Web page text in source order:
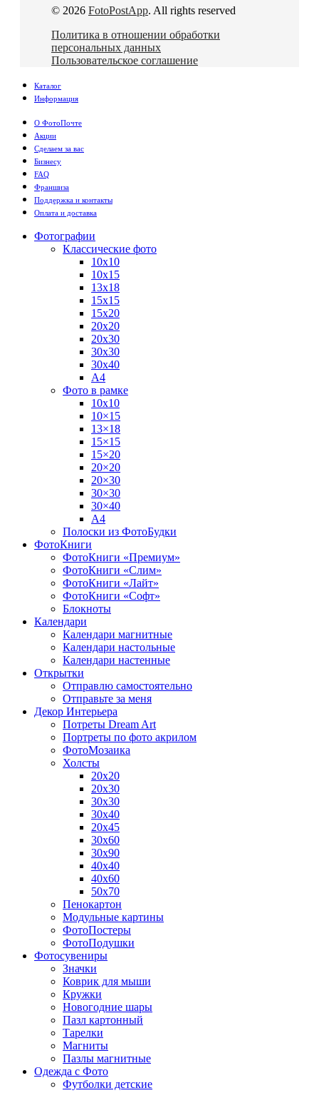
© 2026 FotoPostApp. All rights reserved
Политика в отношении обработки
персональных данных
Пользовательское соглашение
Каталог
Информация
О ФотоПочте
Акции
Сделаем за вас
Бизнесу
FAQ
Франшиза
Поддержка и контакты
Оплата и доставка
Фотографии
Классические фото
10х10
10х15
13х18
15х15
15х20
20х20
20х30
30х30
30х40
А4
Фото в рамке
10х10
10×15
13×18
15×15
15×20
20×20
20×30
30×30
30×40
A4
Полоски из ФотоБудки
ФотоКниги
ФотоКниги «Премиум»
ФотоКниги «Слим»
ФотоКниги «Лайт»
ФотоКниги «Софт»
Блокноты
Календари
Календари магнитные
Календари настольные
Календари настенные
Открытки
Отправлю самостоятельно
Отправьте за меня
Декор Интерьера
Потреты Dream Art
Портреты по фото акрилом
ФотоМозаика
Холсты
20х20
20х30
30х30
30х40
20х45
30х60
30х90
40х40
40х60
50х70
Пенокартон
Модульные картины
ФотоПостеры
ФотоПодушки
Фотоcувениры
Значки
Коврик для мыши
Кружки
Новогодние шары
Пазл картонный
Тарелки
Магниты
Пазлы магнитные
Одежда с Фото
Футболки детские